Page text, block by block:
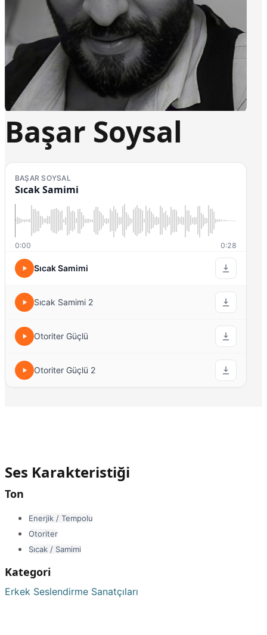
Başar Soysal
BAŞAR SOYSAL
Sıcak Samimi
0:00 0:28
Sıcak Samimi
Sıcak Samimi 2
Otoriter Güçlü
Otoriter Güçlü 2
Ses Karakteristiği
Ton
Enerjik / Tempolu
Otoriter
Sıcak / Samimi
Kategori
Erkek Seslendirme Sanatçıları